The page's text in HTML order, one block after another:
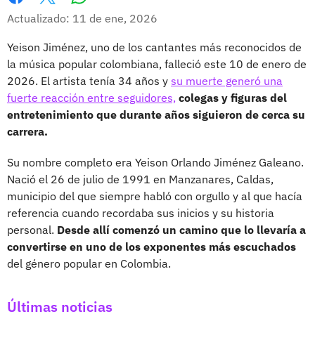
Facebook
X
Actualizado: 11 de ene, 2026
Yeison Jiménez, uno de los cantantes más reconocidos de
la música popular colombiana, falleció este 10 de enero de
2026. El artista tenía 34 años y su muerte generó una
fuerte reacción entre seguidores, colegas y figuras del
entretenimiento que durante años siguieron de cerca su
carrera.
Su nombre completo era Yeison Orlando Jiménez Galeano.
Nació el 26 de julio de 1991 en Manzanares, Caldas,
municipio del que siempre habló con orgullo y al que hacía
referencia cuando recordaba sus inicios y su historia
personal. Desde allí comenzó un camino que lo llevaría a
convertirse en uno de los exponentes más escuchados
del género popular en Colombia.
Últimas noticias